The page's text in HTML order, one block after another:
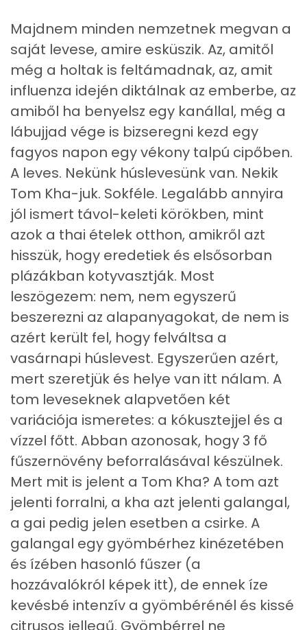
Koleszterin
38 mg
Ásványi anyagok
Összesen
1468.6 g
2 mg
Szelén
9 mg
Kálcium
68 mg
Vas
9 mg
Magnézium
Foszfor
357 mg
Nátrium
869 mg
Réz
1 mg
Mangán
Szénhidrát
Összesen
15.9 g
Cukor
1 mg
Élelmi rost
1 mg
Víz
Összesen 506.1 g
Majdnem minden nemzetnek megvan a
saját levese, amire esküszik. Az, amitől
még a holtak is feltámadnak, az, amit
influenza idején diktálnak az emberbe, az
amiből ha benyelsz egy kanállal, még a
lábujjad vége is bizseregni kezd egy
fagyos napon egy vékony talpú cipőben.
A leves. Nekünk húslevesünk van. Nekik
Tom Kha-juk. Sokféle. Legalább annyira
jól ismert távol-keleti körökben, mint
azok a thai ételek otthon, amikről azt
hisszük, hogy eredetiek és elsősorban
plázákban kotyvasztják. Most
leszögezem: nem, nem egyszerű
beszerezni az alapanyagokat, de nem is
azért került fel, hogy felváltsa a
vasárnapi húslevest. Egyszerűen azért,
mert szeretjük és helye van itt nálam. A
tom leveseknek alapvetően két
variációja ismeretes: a kókusztejjel és a
vízzel főtt. Abban azonosak, hogy 3 fő
fűszernövény beforralásával készülnek.
Mert mit is jelent a Tom Kha? A tom azt
jelenti forralni, a kha azt jelenti galangal,
a gai pedig jelen esetben a csirke. A
galangal egy gyömbérhez kinézetében
és ízében hasonló fűszer (a
hozzávalókról képek itt), de ennek íze
kevésbé intenzív a gyömbérénél és kissé
citrusos jellegű. Gyömbérrel ne